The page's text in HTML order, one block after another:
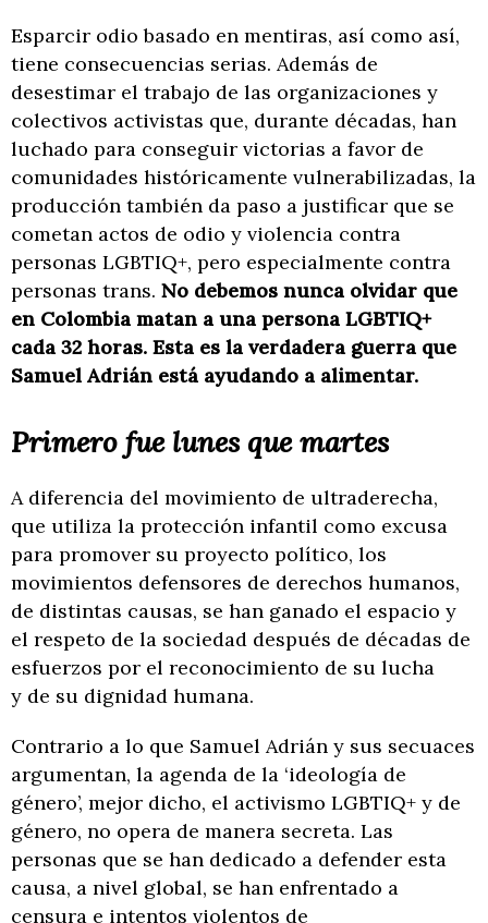
Esparcir odio basado en mentiras, así como así,
tiene consecuencias serias. Además de
desestimar el trabajo de las organizaciones y
colectivos activistas que, durante décadas, han
luchado para conseguir victorias a favor de
comunidades históricamente vulnerabilizadas, la
producción también da paso a justificar que se
cometan actos de odio y violencia contra
personas LGBTIQ+, pero especialmente contra
personas trans. No debemos nunca olvidar que
en Colombia matan a una persona LGBTIQ+
cada 32 horas. Esta es la verdadera guerra que
Samuel Adrián está ayudando a alimentar.
Primero fue lunes que martes
A diferencia del movimiento de ultraderecha,
que utiliza la protección infantil como excusa
para promover su proyecto político, los
movimientos defensores de derechos humanos,
de distintas causas, se han ganado el espacio y
el respeto de la sociedad después de décadas de
esfuerzos por el reconocimiento de su lucha
y de su dignidad humana.
Contrario a lo que Samuel Adrián y sus secuaces
argumentan, la agenda de la ‘ideología de
género’, mejor dicho, el activismo LGBTIQ+ y de
género, no opera de manera secreta. Las
personas que se han dedicado a defender esta
causa, a nivel global, se han enfrentado a
censura e intentos violentos de